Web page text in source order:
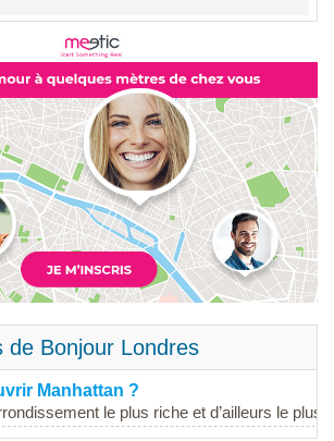
de Bonjour Londres
Manhattan ?
le plus riche et d’ailleurs le plus...